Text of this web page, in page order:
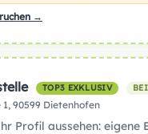
→
TOP3 EXKLUSIV
90599 Dietenhofen
Profil aussehen: eigene